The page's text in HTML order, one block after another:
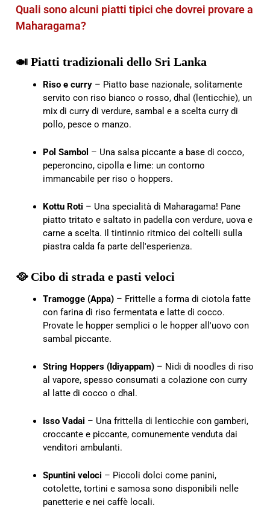
Quali sono alcuni piatti tipici che dovrei provare a
Maharagama?
🍛 Piatti tradizionali dello Sri Lanka
Riso e curry – Piatto base nazionale, solitamente
servito con riso bianco o rosso, dhal (lenticchie), un
mix di curry di verdure, sambal e a scelta curry di
pollo, pesce o manzo.
Pol Sambol – Una salsa piccante a base di cocco,
peperoncino, cipolla e lime: un contorno
immancabile per riso o hoppers.
Kottu Roti – Una specialità di Maharagama! Pane
piatto tritato e saltato in padella con verdure, uova e
carne a scelta. Il tintinnio ritmico dei coltelli sulla
piastra calda fa parte dell'esperienza.
🥘 Cibo di strada e pasti veloci
Tramogge (Appa) – Frittelle a forma di ciotola fatte
con farina di riso fermentata e latte di cocco.
Provate le hopper semplici o le hopper all'uovo con
sambal piccante.
String Hoppers (Idiyappam) – Nidi di noodles di riso
al vapore, spesso consumati a colazione con curry
al latte di cocco o dhal.
Isso Vadai – Una frittella di lenticchie con gamberi,
croccante e piccante, comunemente venduta dai
venditori ambulanti.
Spuntini veloci – Piccoli dolci come panini,
cotolette, tortini e samosa sono disponibili nelle
panetterie e nei caffè locali.